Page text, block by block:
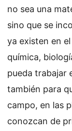
no sea una
sino que se
ya existen en
química,
pueda trabajar
también para
campo, en las
conozcan de